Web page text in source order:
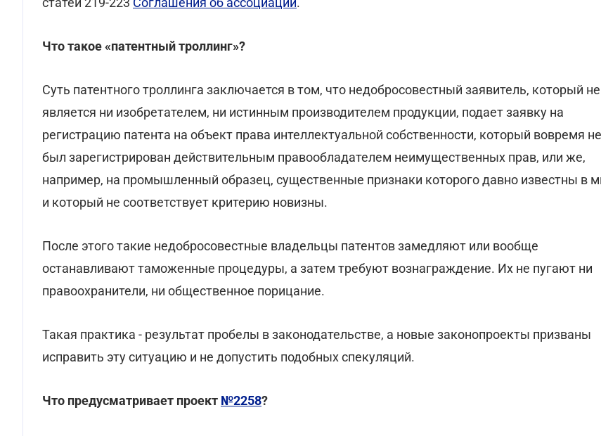
Что такое «патентный троллинг»?
Суть патентного троллинга заключается в том, что недобросовестный заявитель, который не
является ни изобретателем, ни истинным производителем продукции, подает заявку на
регистрацию патента на объект права интеллектуальной собственности, который вовремя не
был зарегистрирован действительным правообладателем неимущественных прав, или же,
например, на промышленный образец, существенные признаки которого давно известны в
и который не соответствует критерию новизны.
После этого такие недобросовестные владельцы патентов замедляют или вообще
останавливают таможенные процедуры, а затем требуют вознаграждение. Их не пугают ни
правоохранители, ни общественное порицание.
Такая практика - результат пробелы в законодательстве, а новые законопроекты призваны
исправить эту ситуацию и не допустить подобных спекуляций.
Что предусматривает проект №2258?